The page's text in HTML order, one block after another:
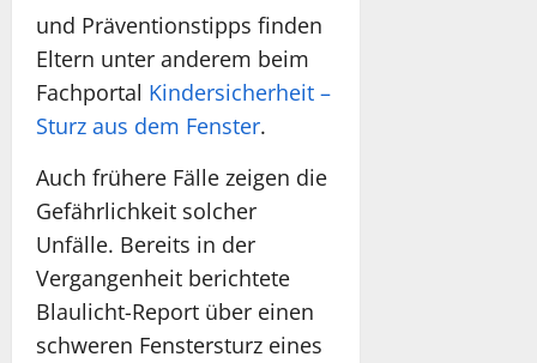
und Präventionstipps finden
Eltern unter anderem beim
Fachportal Kindersicherheit –
Sturz aus dem Fenster.
Auch frühere Fälle zeigen die
Gefährlichkeit solcher
Unfälle. Bereits in der
Vergangenheit berichtete
Blaulicht-Report über einen
schweren Fenstersturz eines